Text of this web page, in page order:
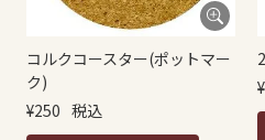
コルクコースター(ポットマー
ク)
¥250 税込
¥